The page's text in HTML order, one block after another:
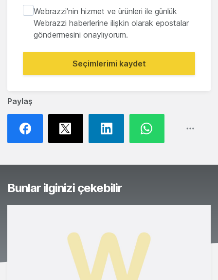
Paylaş
Webrazzi'nin hizmet ve ürünleri ile günlük
Webrazzi haberlerine ilişkin olarak epostalar
göndermesini onaylıyorum.
Seçimlerimi kaydet
Bunlar ilginizi çekebilir